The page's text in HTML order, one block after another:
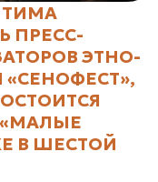
ТИМА
ПРЕСС-
ЭТНО-
В ШЕСТОЙ